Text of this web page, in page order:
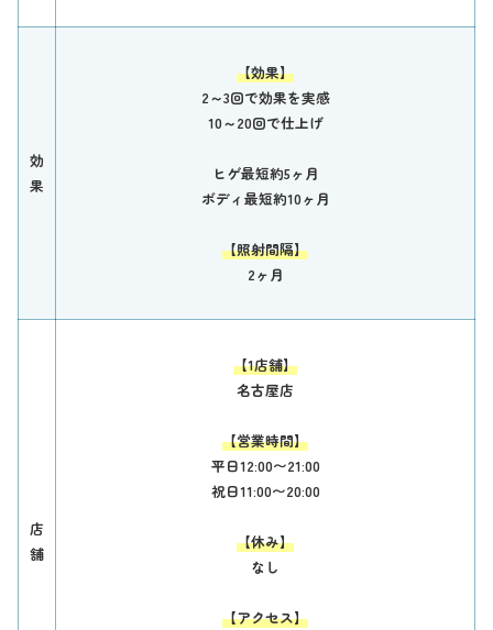
効
果
【効果】
2～3回で効果を実感
10～20回で仕上げ
ヒゲ最短約5ヶ月
ボディ最短約10ヶ月
【照射間隔】
2ヶ月
店
舗
【1店舗】
名古屋店
【営業時間】
平日12:00〜21:00
祝日11:00〜20:00
【休み】
なし
【アクセス】